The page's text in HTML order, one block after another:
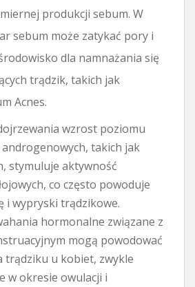
produkcji sebum. W
sebum może zatykać pory i
dla namnażania się
trądzik, takich jak
Acnes.
wzrost poziomu
takich jak
stymuluje aktywność
co często powoduje
i wypryski trądzikowe.
hormonalne związane z
mogą powodować
trądziku u kobiet, zwykle
w okresie owulacji i